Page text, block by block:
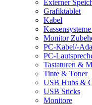
Externer
Grafiktablet
Kabel
Monitor
PC-Kabel/-
PC-
Tastaturen &
Tinte & Toner
USB Hubs &
USB Sticks
Monitore